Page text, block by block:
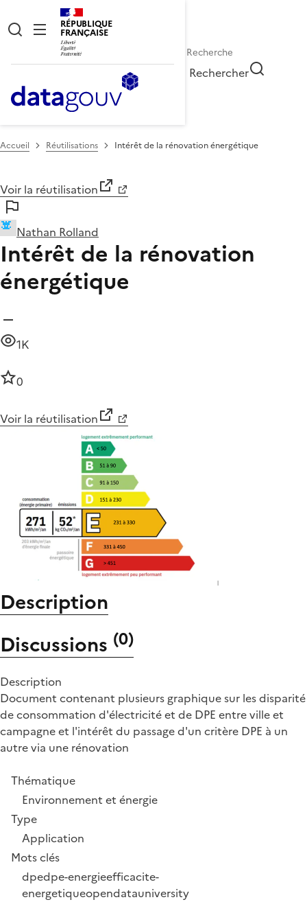
RÉPUBLIQUE
FRANÇAISE
Rechercher
Accueil Réutilisations Intérêt de la rénovation énergétique
Voir la réutilisation
Nathan Rolland
Intérêt de la rénovation
énergétique
1K
0
Voir la réutilisation
Description
Discussions (0)
Description
Document contenant plusieurs graphique sur les disparité
de consommation d'électricité et de DPE entre ville et
campagne et l'intérêt du passage d'un critère DPE à un
autre via une rénovation
Thématique
Environnement et énergie
Type
Application
Mots clés
dpedpe-energieefficacite-
energetiqueopendatauniversity